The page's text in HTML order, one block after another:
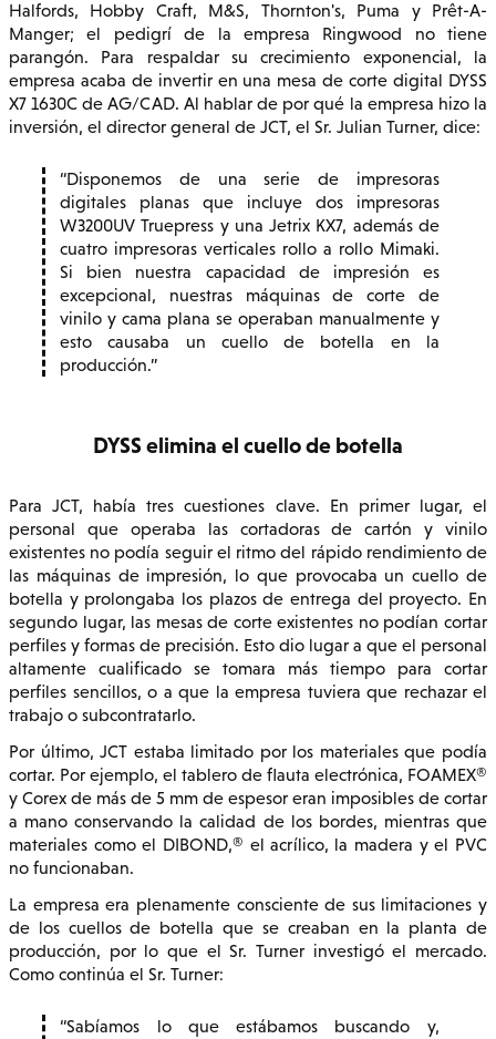
Halfords, Hobby Craft, M&S, Thornton's, Puma y Prêt-A-
Manger; el pedigrí de la empresa Ringwood no tiene
parangón. Para respaldar su crecimiento exponencial, la
empresa acaba de invertir en una mesa de corte digital DYSS
X7 1630C de AG/CAD. Al hablar de por qué la empresa hizo la
inversión, el director general de JCT, el Sr. Julian Turner, dice:
Disponemos de una serie de impresoras
digitales planas que incluye dos impresoras
W3200UV Truepress y una Jetrix KX7, además de
cuatro impresoras verticales rollo a rollo Mimaki.
Si bien nuestra capacidad de impresión es
excepcional, nuestras máquinas de corte de
vinilo y cama plana se operaban manualmente y
esto causaba un cuello de botella en la
producción.
DYSS elimina el cuello de botella
Para JCT, había tres cuestiones clave. En primer lugar, el
personal que operaba las cortadoras de cartón y vinilo
existentes no podía seguir el ritmo del rápido rendimiento de
las máquinas de impresión, lo que provocaba un cuello de
botella y prolongaba los plazos de entrega del proyecto. En
segundo lugar, las mesas de corte existentes no podían cortar
perfiles y formas de precisión. Esto dio lugar a que el personal
altamente cualificado se tomara más tiempo para cortar
perfiles sencillos, o a que la empresa tuviera que rechazar el
trabajo o subcontratarlo.
Por último, JCT estaba limitado por los materiales que podía
cortar. Por ejemplo, el tablero de flauta electrónica, FOAMEX®
y Corex de más de 5 mm de espesor eran imposibles de cortar
a mano conservando la calidad de los bordes, mientras que
materiales como el DIBOND,® el acrílico, la madera y el PVC
no funcionaban.
La empresa era plenamente consciente de sus limitaciones y
de los cuellos de botella que se creaban en la planta de
producción, por lo que el Sr. Turner investigó el mercado.
Como continúa el Sr. Turner:
Sabíamos lo que estábamos buscando y,